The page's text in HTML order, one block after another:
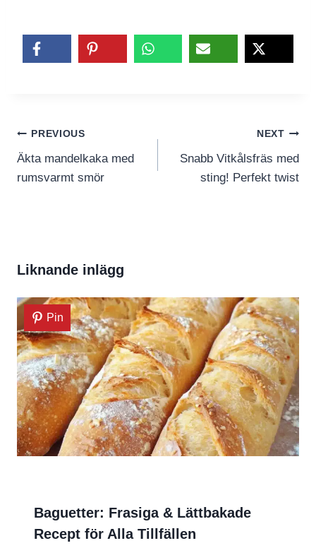
Inläggsnavigering
PREVIOUS
Äkta mandelkaka med
rumsvarmt smör
NEXT
Snabb Vitkålsfräs med
sting! Perfekt twist
Liknande inlägg
Pin
Baguetter: Frasiga & Lättbakade
Recept för Alla Tillfällen